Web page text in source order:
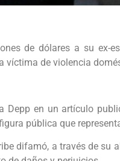
de dólares a su ex-
víctima de violencia
Depp en un artículo
pública que
difamó, a través de su